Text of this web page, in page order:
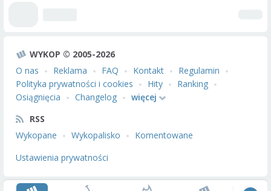
WYKOP © 2005-2026
O nas
Reklama FAQ Kontakt
Regulamin
Polityka prywatności i cookies
Hity
Ranking
Osiągnięcia
Changelog
więcej
RSS
Wykopane
Wykopalisko
Komentowane
Ustawienia prywatności